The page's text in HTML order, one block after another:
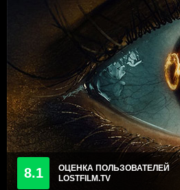
8.1
ОЦЕНКА ПОЛЬЗОВАТЕЛЕЙ
LOSTFILM.TV